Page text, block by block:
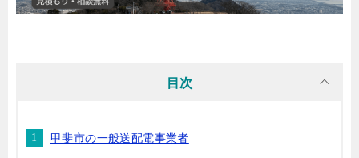
目次
甲斐市の一般送配電事業者